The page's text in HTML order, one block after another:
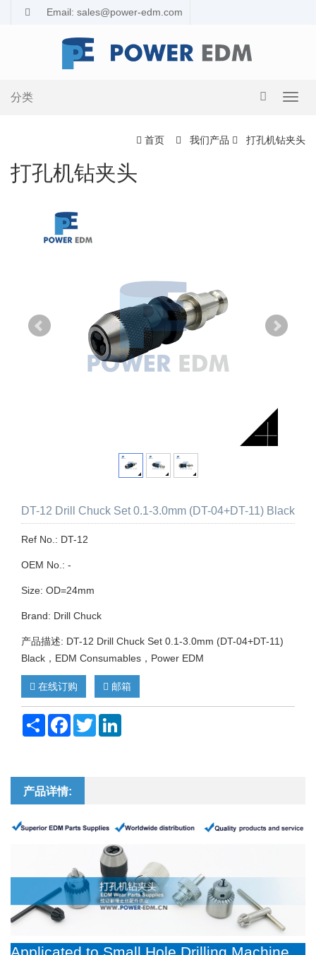
Email: sales@power-edm.com
导
换
分类
首页 我们产品 打孔机钻夹头
打孔机钻夹头
DT-12 Drill Chuck Set 0.1-3.0mm (DT-04+DT-11) Black
Ref No.: DT-12
OEM No.: -
Size: OD=24mm
Brand: Drill Chuck
产品描述: DT-12 Drill Chuck Set 0.1-3.0mm (DT-04+DT-11)
Black，EDM Consumables，Power EDM
在线订购 邮箱
Share FacebookTwitter
产品详情: